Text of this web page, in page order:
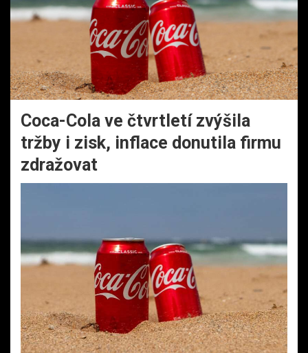
Coca-Cola ve čtvrtletí zvýšila
tržby i zisk, inflace donutila firmu
zdražovat